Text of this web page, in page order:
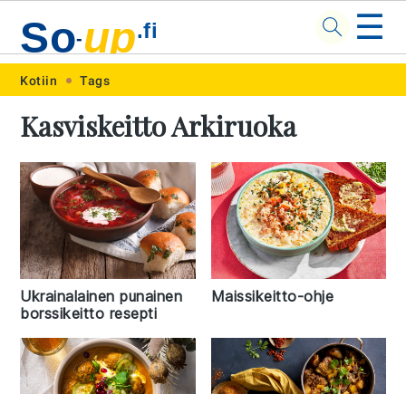
Skip
primary
navigation
Skip
main
content
Skip
primary
sidebar
Skip
footer
So-up.fi ☰
Kotiin Tags
Kasviskeitto Arkiruoka
Ukrainalainen punainen
borssikeitto resepti
Maissikeitto-ohje